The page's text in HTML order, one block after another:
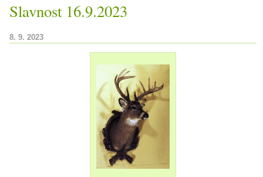
Slavnost 16.9.2023
8. 9. 2023